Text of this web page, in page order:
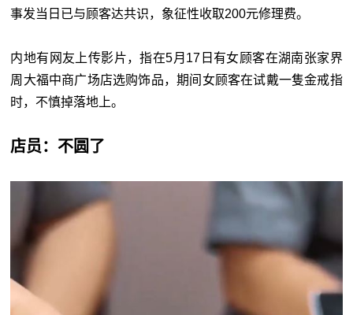
事发当日已与顾客达共识，象征性收取200元修理费。
内地有网友上传影片，指在5月17日有女顾客在湖南张家界
周大福中商广场店选购饰品，期间女顾客在试戴一隻金戒指
时，不慎掉落地上。
店员：不圆了